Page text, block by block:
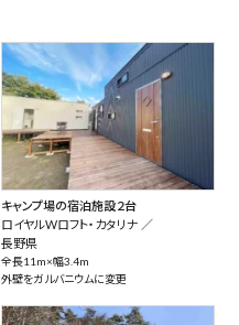
キャンプ場の宿泊施設２台
ロイヤルWロフト・カタリナ ／
長野県
全長11m×幅3.4m
外壁をガルバニウムに変更